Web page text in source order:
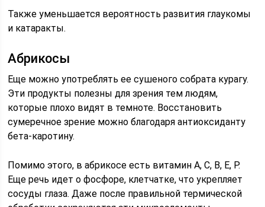
Также уменьшается вероятность развития глаукомы
и катаракты.
Абрикосы
Еще можно употреблять ее сушеного собрата курагу.
Эти продукты полезны для зрения тем людям,
которые плохо видят в темноте. Восстановить
сумеречное зрение можно благодаря антиоксиданту
бета-каротину.
Помимо этого, в абрикосе есть витамин А, С, В, Е, Р.
Еще речь идет о фосфоре, клетчатке, что укрепляет
сосуды глаза. Даже после правильной термической